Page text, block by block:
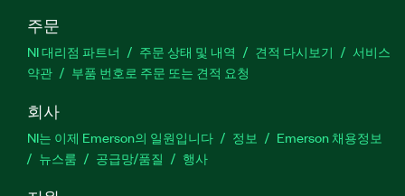
주문
NI 대리점 파트너 주문 상태 및 내역 견적 다시보기
서비스
약관
부품 번호로 주문 또는 견적 요청
회사
NI는 이제 Emerson의 일원입니다 정보
Emerson 채용정보
뉴스룸
공급망/품질 행사